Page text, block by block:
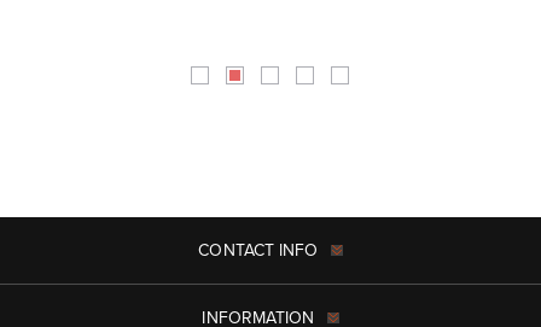
CONTACT INFO
INFORMATION